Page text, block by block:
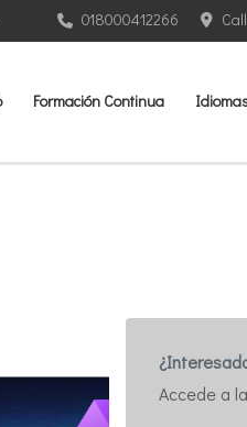
018000412266
Formación Continua
Accede a